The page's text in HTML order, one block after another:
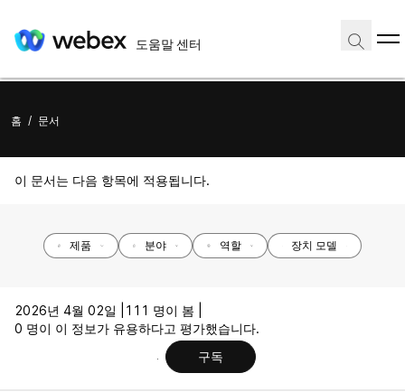
도움말 센터
홈 / 문서
이 문서는 다음 항목에 적용됩니다.
제품 분야 역할 장치 모델
2026년 4월 02일 |
111 명이 봄 |
0 명이 이 정보가 유용하다고 평가했습니다.
구독